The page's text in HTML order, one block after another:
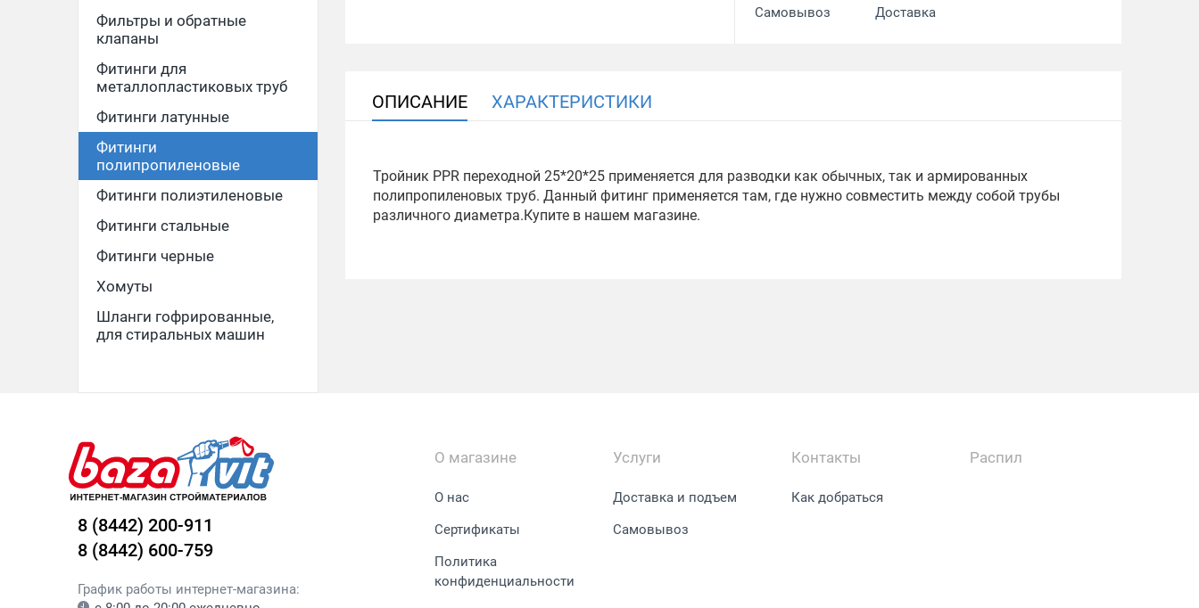
Фильтры и обратные
клапаны
Фитинги для
металлопластиковых труб
Фитинги латунные
Фитинги
полипропиленовые
Фитинги полиэтиленовые
Фитинги стальные
Фитинги черные
Хомуты
Шланги гофрированные,
для стиральных машин
Самовывоз Доставка
ОПИСАНИЕ ХАРАКТЕРИСТИКИ
Тройник PPR переходной 25*20*25 применяется для разводки как обычных, так и армированных
полипропиленовых труб. Данный фитинг применяется там, где нужно совместить между собой трубы
различного диаметра.Купите в нашем магазине.
8 (8442) 200-911
8 (8442) 600-759
График работы интернет-магазина:
О магазине
О нас
Сертификаты
Политика
конфиденциальности
Услуги
Доставка и подъем
Самовывоз
Контакты
Как добраться
Распил